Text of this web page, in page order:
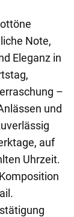
Note,
Eleganz in
–
und
auf
Uhrzeit.